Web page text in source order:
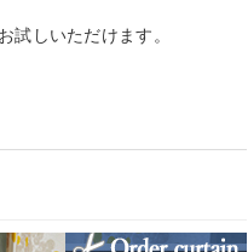
試しいただけます。